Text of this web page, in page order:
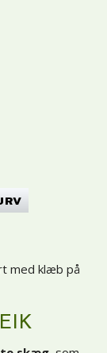
med klæb på